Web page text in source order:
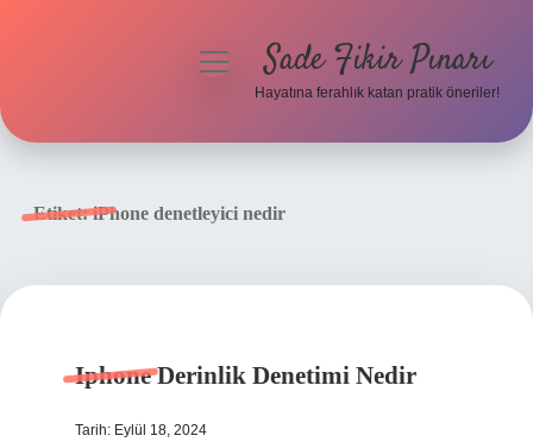
menüyüSade Fikir Pınarı
Hayatına ferahlık katan pratik öneriler!
Etiket:iPhone denetleyici nedir
Iphone Derinlik Denetimi Nedir
Tarih: Eylül 18, 2024